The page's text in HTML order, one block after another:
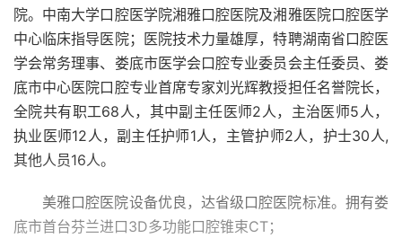
院。中南大学口腔医学院湘雅口腔医院及湘雅医院口腔医学
中心临床指导医院；医院技术力量雄厚，特聘湖南省口腔医
学会常务理事、娄底市医学会口腔专业委员会主任委员、娄
底市中心医院口腔专业首席专家刘光辉教授担任名誉院长，
全院共有职工68人，其中副主任医师2人，主治医师5人，
执业医师12人，副主任护师1人，主管护师2人，护士30人,
其他人员16人。
美雅口腔医院设备优良，达省级口腔医院标准。拥有娄
底市首台芬兰进口3D多功能口腔锥束CT；